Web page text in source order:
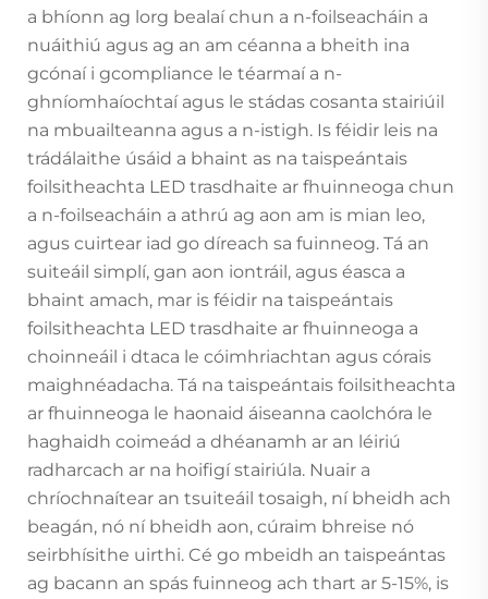
a bhíonn ag lorg bealaí chun a n-foilseacháin a
nuáithiú agus ag an am céanna a bheith ina
gcónaí i gcompliance le téarmaí a n-
ghníomhaíochtaí agus le stádas cosanta stairiúil
na mbuailteanna agus a n-istigh. Is féidir leis na
trádálaithe úsáid a bhaint as na taispeántais
foilsitheachta LED trasdhaite ar fhuinneoga chun
a n-foilseacháin a athrú ag aon am is mian leo,
agus cuirtear iad go díreach sa fuinneog. Tá an
suiteáil simplí, gan aon iontráil, agus éasca a
bhaint amach, mar is féidir na taispeántais
foilsitheachta LED trasdhaite ar fhuinneoga a
choinneáil i dtaca le cóimhriachtan agus córais
maighnéadacha. Tá na taispeántais foilsitheachta
ar fhuinneoga le haonaid áiseanna caolchóra le
haghaidh coimeád a dhéanamh ar an léiriú
radharcach ar na hoifigí stairiúla. Nuair a
chríochnaítear an tsuiteáil tosaigh, ní bheidh ach
beagán, nó ní bheidh aon, cúraim bhreise nó
seirbhísithe uirthi. Cé go mbeidh an taispeántas
ag bacann an spás fuinneog ach thart ar 5-15%, is